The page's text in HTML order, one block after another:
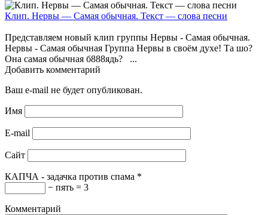
Клип. Нервы — Самая обычная. Текст — слова песни
Представляем новый клип группы Нервы - Самая обычная.
Нервы - Самая обычная Группа Нервы в своём духе! Та шо?
Она самая обычная б888ядь? ...
Добавить комментарий
Ваш e-mail не будет опубликован.
Имя
E-mail
Сайт
КАПЧА - задачка против спама *
− пять = 3
Комментарий